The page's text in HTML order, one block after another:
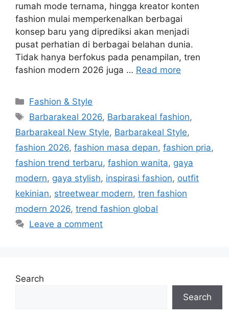
rumah mode ternama, hingga kreator konten
fashion mulai memperkenalkan berbagai
konsep baru yang diprediksi akan menjadi
pusat perhatian di berbagai belahan dunia.
Tidak hanya berfokus pada penampilan, tren
fashion modern 2026 juga … Read more
Categories
Fashion & Style
Tags
Barbarakeal 2026, Barbarakeal fashion,
Barbarakeal New Style, Barbarakeal Style,
fashion 2026, fashion masa depan, fashion pria,
fashion trend terbaru, fashion wanita, gaya
modern, gaya stylish, inspirasi fashion, outfit
kekinian, streetwear modern, tren fashion
modern 2026, trend fashion global
Leave a comment
Search
Search